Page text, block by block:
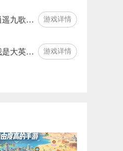
遥九歌… 游戏详情
是大英… 游戏详情